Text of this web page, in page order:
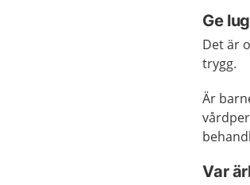
Ge
Det är
trygg.
Är
Var